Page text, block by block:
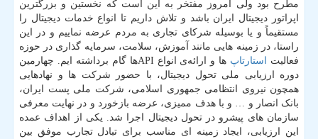
مطرح بود ولی امروز مفتخر به این است که نخستین و بزرگترین
اپراتور دیجیتال ایران باشد و تلاش داریم تا انواع خدمات دیجیتال را
مستقیماً و یا بوسیله شرکای تجاری به مردم عرضه نماییم و در این
راستا، در زمینه هایی مانند آموزش، سلامت، سرمایه گذاری در حوزه
فعالیت استارتاپ
ها و ارائه‌ی انواع APIها گام برداشته ایم. چهارمین
دوره ارزیابی ملی تحول دیجیتال، با حضور شرکت ها و نهادهایی
همچون نیروی انتظامی جمهوری اسلامی، شرکت ملی پست ایران،
بانک انصار و … و با هدف ممیزی، عرضه بازخورد و در نهایت معرفی
سازمان های پیشرو در تحول دیجیتال اجرا شد. یکی از اهداف عمده
این ارزیابی، ایجاد زمینه ای مناسب برای تبادل تجارب موفق بین